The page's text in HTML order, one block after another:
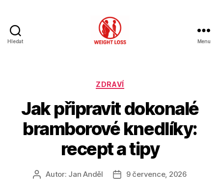
Hledat Menu
Rubriky
ZDRAVÍ
Jak připravit dokonalé
bramborové knedlíky:
recept a tipy
AutorAutor: Jan Anděl
Datum
9 července, 2026